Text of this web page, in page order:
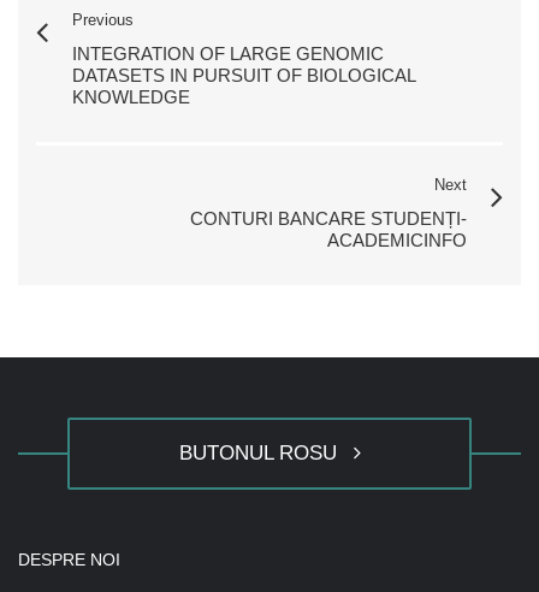
Previous
INTEGRATION OF LARGE GENOMIC
DATASETS IN PURSUIT OF BIOLOGICAL
KNOWLEDGE
Next
CONTURI BANCARE STUDENȚI-
ACADEMICINFO
BUTONUL ROSU
DESPRE NOI